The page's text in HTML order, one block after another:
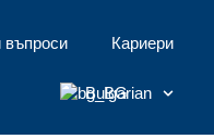
въпроси Кариери
Bulgarian
на